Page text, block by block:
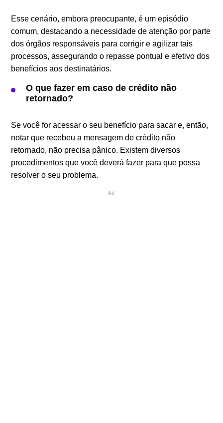
Esse cenário, embora preocupante, é um episódio
comum, destacando a necessidade de atenção por parte
dos órgãos responsáveis para corrigir e agilizar tais
processos, assegurando o repasse pontual e efetivo dos
benefícios aos destinatários.
O que fazer em caso de crédito não
retornado?
Se você for acessar o seu benefício para sacar e, então,
notar que recebeu a mensagem de crédito não
retornado, não precisa pânico. Existem diversos
procedimentos que você deverá fazer para que possa
resolver o seu problema.
Ad